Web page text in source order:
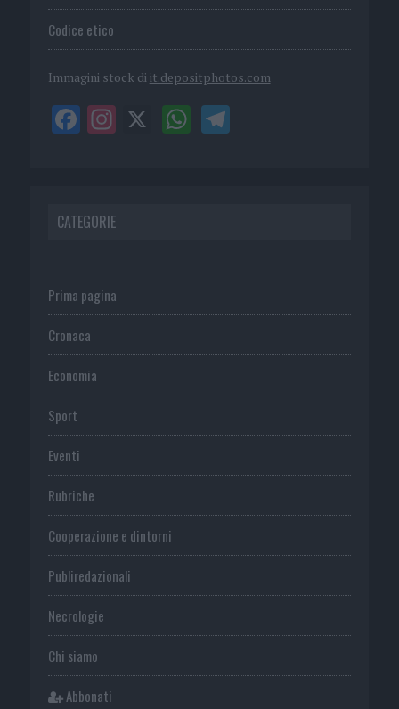
Codice etico
Immagini stock di it.depositphotos.com
CATEGORIE
Prima pagina
Cronaca
Economia
Sport
Eventi
Rubriche
Cooperazione e dintorni
Publiredazionali
Necrologie
Chi siamo
Abbonati